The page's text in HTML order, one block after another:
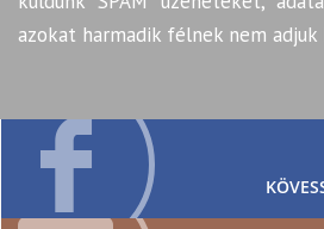
azokat harmadik félnek nem adjuk